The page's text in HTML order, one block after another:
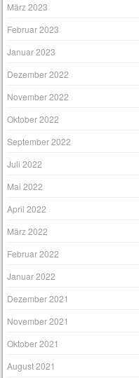
März 2023
Februar 2023
Januar 2023
Dezember 2022
November 2022
Oktober 2022
September 2022
Juli 2022
Mai 2022
April 2022
März 2022
Februar 2022
Januar 2022
Dezember 2021
November 2021
Oktober 2021
August 2021